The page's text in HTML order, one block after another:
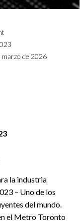
marzo de 2026
la industria
– Uno de los
del mundo.
el Metro Toronto